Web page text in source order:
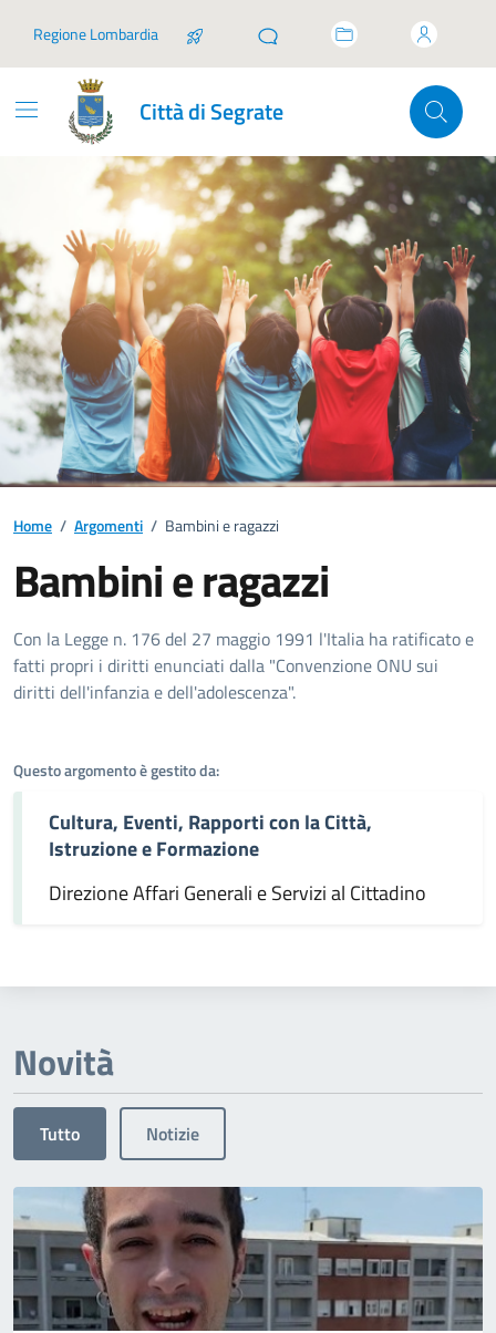
Regione Lombardia
Città di Segrate
Home / Argomenti / Bambini e ragazzi
Bambini e ragazzi
Dettagli dell'argomento
Con la Legge n. 176 del 27 maggio 1991 l'Italia ha ratificato e
fatti propri i diritti enunciati dalla "Convenzione ONU sui
diritti dell'infanzia e dell'adolescenza".
Questo argomento è gestito da:
Cultura, Eventi, Rapporti con la Città,
Istruzione e Formazione
Direzione Affari Generali e Servizi al Cittadino
Novità
Tutto Notizie